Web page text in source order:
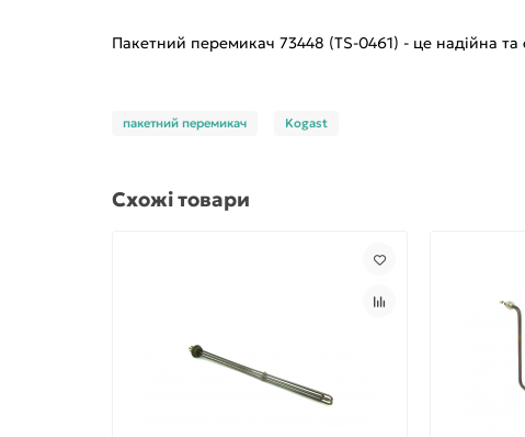
Пакетний перемикач 73448 (TS-0461) - це надійна
пакетний перемикач Kogast
Схожі товари